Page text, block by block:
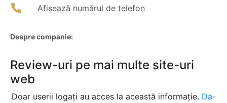
Afișează numărul de telefon
Despre companie:
Review-uri pe mai multe site-uri
web
Doar userii logați au acces la această informație. Da-